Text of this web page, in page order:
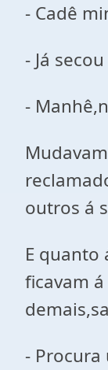
- Cadê
- Já
-
outros á
E quanto
ficavam
-